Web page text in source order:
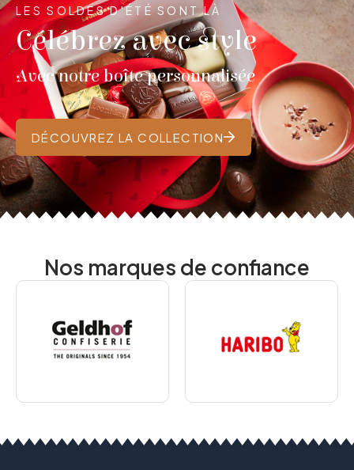
LES SOLDES D'ÉTÉ SONT LÀ
Célébrez avec style
Avec notre boîte personnalisée
DÉCOUVREZ LA COLLECTION
Nos marques de confiance